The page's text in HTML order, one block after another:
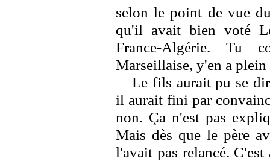
selon le point de vue
qu'il avait bien voté
France-Algérie. Tu
Marseillaise, y'en a
Le fils aurait pu se
il aurait fini par
non. Ça n'est pas
Mais dès que le père
l'avait pas relancé.